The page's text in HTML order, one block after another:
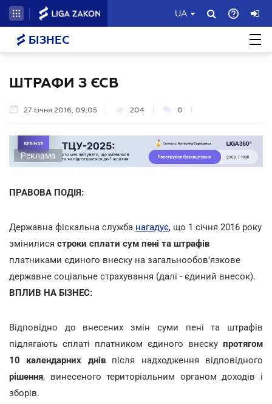
UA
БІЗНЕС
ШТРАФИ З ЄСВ
27 січня 2016, 09:05 204 0
Реклама
ПРАВОВА ПОДІЯ:
Державна фіскальна служба нагадує, що 1 січня 2016 року
змінилися строки сплати сум пені та штрафів
платниками єдиного внеску на загальнообов'язкове
державне соціальне страхування (далі - єдиний внесок).
ВПЛИВ НА БІЗНЕС:
Відповідно до внесених змін суми пені та штрафів
підлягають сплаті платником єдиного внеску протягом
10 календарних днівпісля надходження відповідного
рішення, винесеного територіальним органом доходів і
зборів.